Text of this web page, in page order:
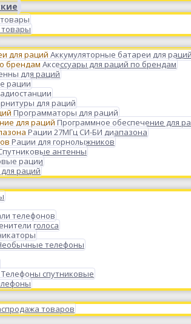
Аккумуляторные батареи для раций
Аксессуары для раций по брендам
для раций
рации
для раций
Программаторы для раций
Программное обеспечение для
Рации 27МГц СИ-БИ диапазона
Рации для горнолыжников
антенны
рации
раций
телефонов
голоса
телефоны
Телефоны спутниковые
товаров